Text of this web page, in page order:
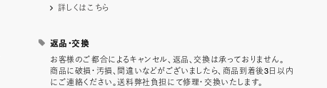
詳しくはこちら
返品・交換
お客様のご都合によるキャンセル、返品、交換は承っておりません。
商品に破損・汚損、間違いなどがございましたら、商品到着後3日以内
にご連絡ください。送料弊社負担にて修理・交換いたします。